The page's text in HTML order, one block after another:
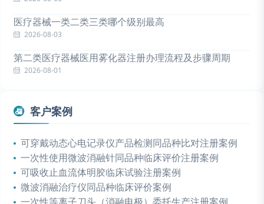
医疗器械一类二类三类哪个级别最高
2026-08-03
第二类医疗器械医用雾化器注册办理流程及步骤周期
2026-08-01
客户案例
可穿戴动态心电记录仪产品检测同品种比对注册案例
一次性使用微波消融针同品种临床评价注册案例
可吸收止血流体明胶临床试验注册案例
微波消融治疗仪同品种临床评价案例
一次性等离子刀头（消融电极）委托生产注册案例